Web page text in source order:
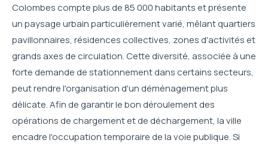
Colombes compte plus de 85 000 habitants et présente
un paysage urbain particulièrement varié, mêlant quartiers
pavillonnaires, résidences collectives, zones d'activités et
grands axes de circulation. Cette diversité, associée à une
forte demande de stationnement dans certains secteurs,
peut rendre l'organisation d'un déménagement plus
délicate. Afin de garantir le bon déroulement des
opérations de chargement et de déchargement, la ville
encadre l'occupation temporaire de la voie publique. Si